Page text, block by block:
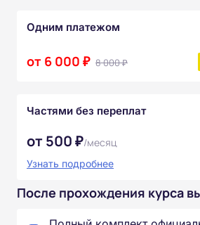
Одним платежом
от 6 000 ₽ 8 000 ₽
Частями без переплат
от 500 ₽/месяц
Узнать подробнее
После прохождения курса